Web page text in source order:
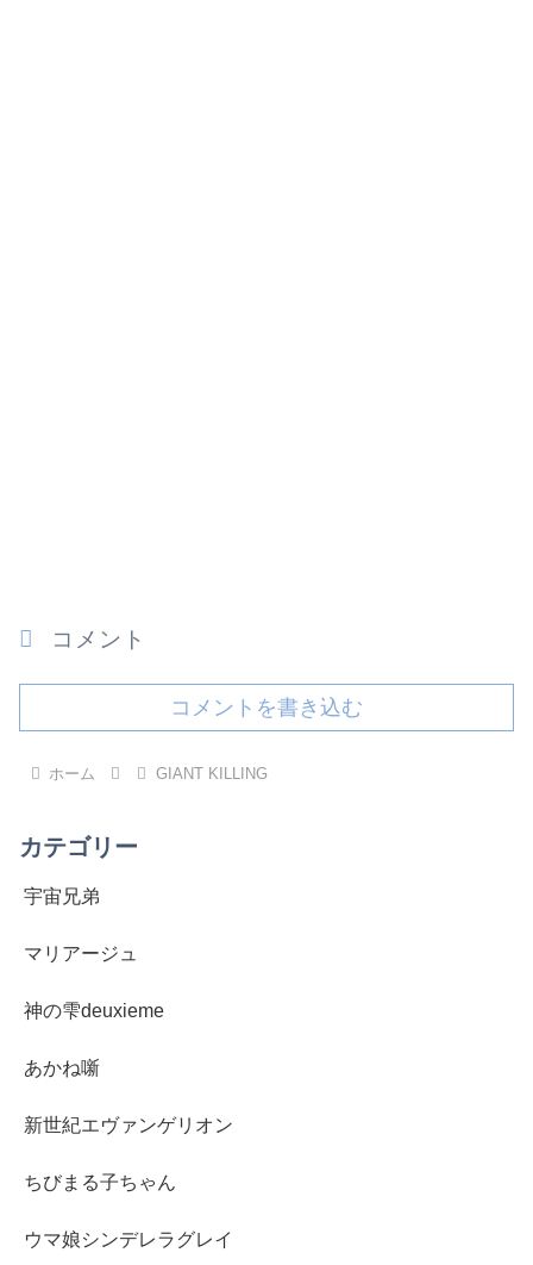
コメント
コメントを書き込む
ホーム GIANT KILLING
カテゴリー
宇宙兄弟
マリアージュ
神の雫deuxieme
あかね噺
新世紀エヴァンゲリオン
ちびまる子ちゃん
ウマ娘シンデレラグレイ